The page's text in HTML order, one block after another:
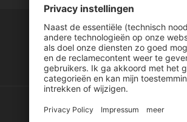
SAFEGUARD
SERVICE